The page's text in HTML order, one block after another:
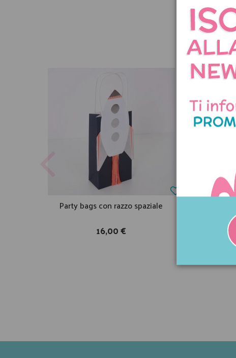
Party bags con razzo spaziale
16,00 €